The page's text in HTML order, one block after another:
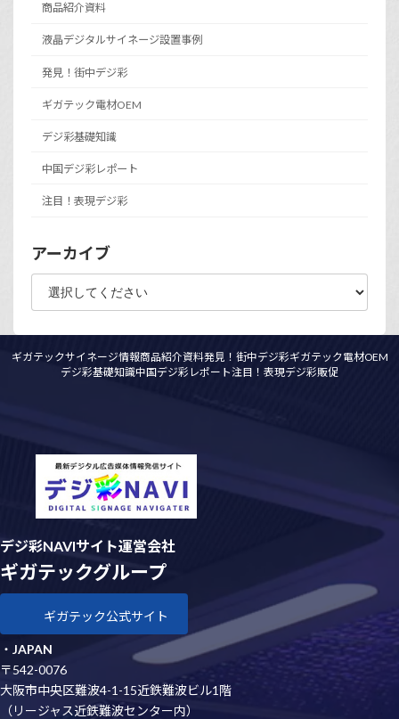
商品紹介資料
液晶デジタルサイネージ設置事例
発見！街中デジ彩
ギガテック電材OEM
デジ彩基礎知識
中国デジ彩レポート
注目！表現デジ彩
アーカイブ
ギガテックサイネージ情報商品紹介資料発見！街中デジ彩ギガテック電材OEM
デジ彩基礎知識中国デジ彩レポート注目！表現デジ彩販促
デジ彩NAVIサイト運営会社
ギガテックグループ
ギガテック公式サイト
・ JAPAN
〒542-0076
大阪市中央区難波4-1-15近鉄難波ビル1階
（リージャス近鉄難波センター内）